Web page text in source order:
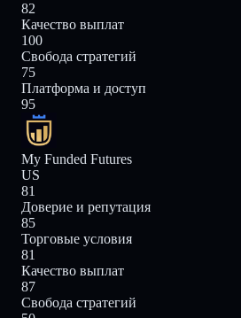
82
Качество выплат
100
Свобода стратегий
75
Платформа и доступ
95
My Funded Futures
US
81
Доверие и репутация
85
Торговые условия
81
Качество выплат
87
Свобода стратегий